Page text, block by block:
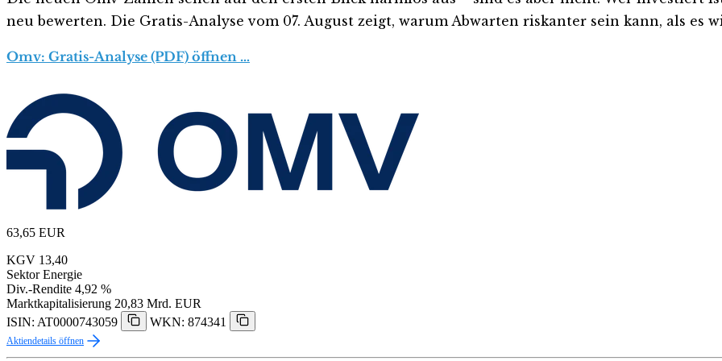
neu bewerten. Die Gratis-Analyse vom 07. August zeigt, warum Abwarten riskanter sein kann, als es
Omv: Gratis-Analyse (PDF) öffnen …
63,65 EUR
KGV 13,40
Sektor Energie
Div.-Rendite 4,92 %
Marktkapitalisierung 20,83 Mrd. EUR
ISIN: AT0000743059
WKN: 874341
Aktiendetails öffnen